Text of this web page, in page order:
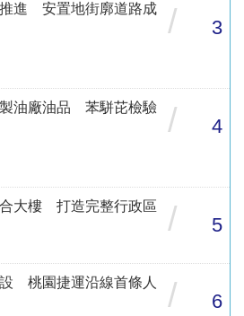
進 安置地街廓道路成
/ 3
油廠油品 苯駢芘檢驗
/ 4
大樓 打造完整行政區
/ 5
桃園捷運沿線首條人
/ 6